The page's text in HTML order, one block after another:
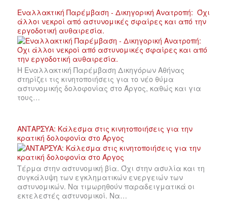
Εναλλακτική Παρέμβαση - Δικηγορική Ανατροπή: Όχι
άλλοι νεκροί από αστυνομικές σφαίρες και από την
εργοδοτική αυθαιρεσία.
Η Εναλλακτική Παρέμβαση Δικηγόρων Αθήνας
στηρίζει τις κινητοποιήσεις για το νέο θύμα
αστυνομικής δολοφονίας στο Άργος, καθώς και για
τους…
ΑΝΤΑΡΣΥΑ: Κάλεσμα στις κινητοποιήσεις για την
κρατική δολοφονία στο Άργος
Τέρμα στην αστυνομική βία. Όχι στην ασυλία και τη
συγκάλυψη των εγκληματικών ενεργειών των
αστυνομικών. Να τιμωρηθούν παραδειγματικά οι
εκτελεστές αστυνομικοί. Να…